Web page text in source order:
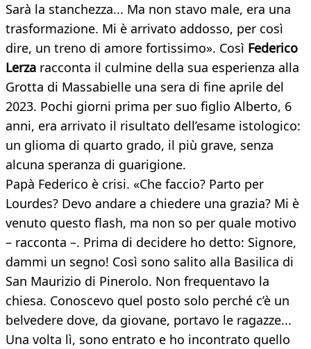
Sarà la stanchezza... Ma non stavo male, era una
trasformazione. Mi è arrivato addosso, per così
dire, un treno di amore fortissimo». Così Federico
Lerza racconta il culmine della sua esperienza alla
Grotta di Massabielle una sera di fine aprile del
2023. Pochi giorni prima per suo figlio Alberto, 6
anni, era arrivato il risultato dell’esame istologico:
un glioma di quarto grado, il più grave, senza
alcuna speranza di guarigione.
Papà Federico è crisi. «Che faccio? Parto per
Lourdes? Devo andare a chiedere una grazia? Mi è
venuto questo flash, ma non so per quale motivo
– racconta –. Prima di decidere ho detto: Signore,
dammi un segno! Così sono salito alla Basilica di
San Maurizio di Pinerolo. Non frequentavo la
chiesa. Conoscevo quel posto solo perché c’è un
belvedere dove, da giovane, portavo le ragazze...
Una volta lì, sono entrato e ho incontrato quello